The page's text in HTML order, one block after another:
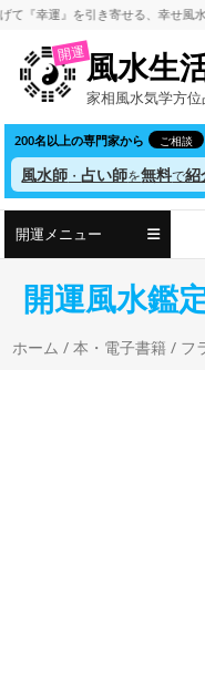
コ
ツ
へ
ス
ッ
運』を引き寄せる、幸せ風水サイト
開運風水生
家相風水気学方位
200名以上の専門家から ご相談
風水師 ・占い師を無料で紹
開運メニュー
開運風水鑑
ホーム /本・電子書籍 / フ